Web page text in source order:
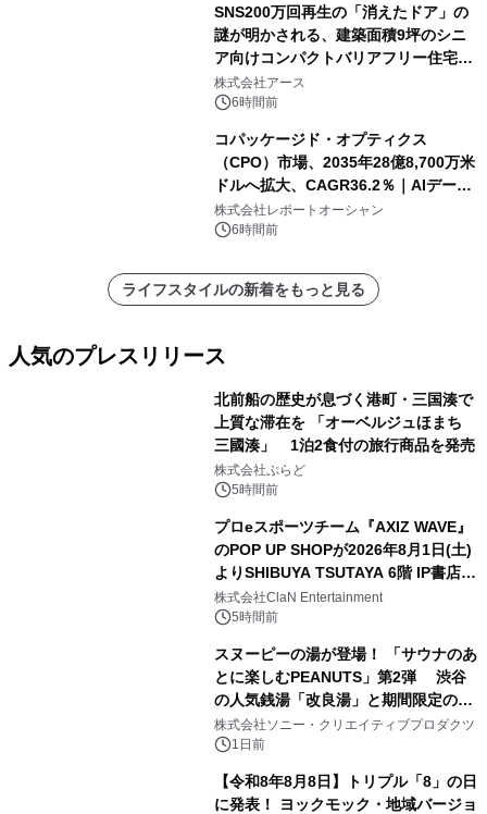
SNS200万回再生の「消えたドア」の
謎が明かされる、建築面積9坪のシニ
ア向けコンパクトバリアフリー住宅が
誕生
株式会社アース
6時間前
コパッケージド・オプティクス
（CPO）市場、2035年28億8,700万米
ドルへ拡大、CAGR36.2％｜AIデータ
センター・高速光通信需要が成長を加
速
株式会社レポートオーシャン
6時間前
ライフスタイルの新着をもっと見る
人気のプレスリリース
北前船の歴史が息づく港町・三国湊で
上質な滞在を 「オーベルジュほまち
三國湊」 1泊2食付の旅行商品を発売
株式会社ぷらど
5時間前
プロeスポーツチーム『AXIZ WAVE』
のPOP UP SHOPが2026年8月1日(土)
よりSHIBUYA TSUTAYA 6階 IP書店で
開催決定！！
株式会社ClaN Entertainment
5時間前
スヌーピーの湯が登場！ 「サウナのあ
とに楽しむPEANUTS」第2弾 渋谷
の人気銭湯「改良湯」と期間限定のコ
ラボレーション サウナイキタイコラ
ボグッズも発売決定！
株式会社ソニー・クリエイティブプロダクツ
1日前
【令和8年8月8日】トリプル「8」の日
に発表！ ヨックモック・地域バージョ